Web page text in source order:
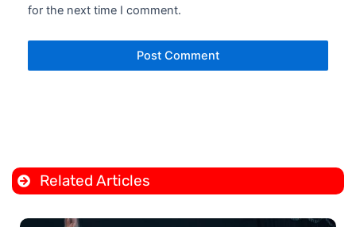
for the next time I comment.
Related Articles